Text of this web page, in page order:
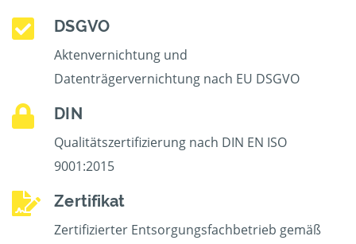
DSGVO
Aktenvernichtung und
Datenträgervernichtung nach EU DSGVO
DIN
Qualitätszertifizierung nach DIN EN ISO
9001:2015
Zertifikat
Zertifizierter Entsorgungsfachbetrieb gemäß